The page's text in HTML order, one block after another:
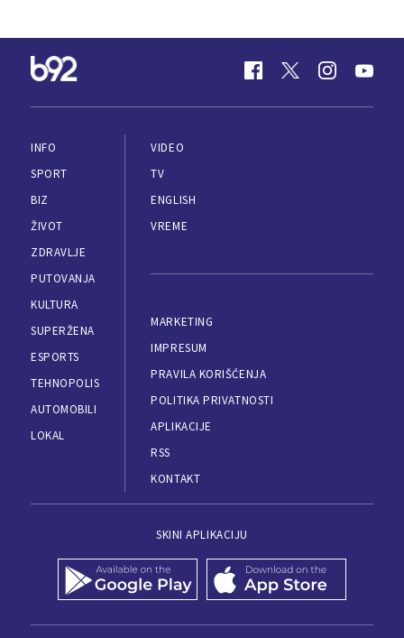
INFO
SPORT
BIZ
ŽIVOT
ZDRAVLJE
PUTOVANJA
KULTURA
SUPERŽENA
ESPORTS
TEHNOPOLIS
AUTOMOBILI
LOKAL
VIDEO
TV
ENGLISH
VREME
MARKETING
IMPRESUM
PRAVILA KORIŠĆENJA
POLITIKA PRIVATNOSTI
APLIKACIJE
RSS
KONTAKT
SKINI APLIKACIJU